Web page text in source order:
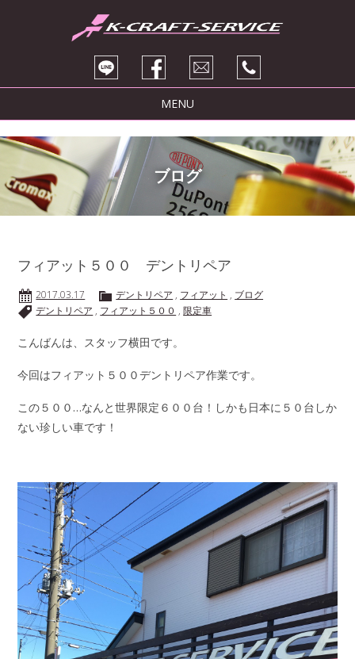
MENU
トピックス
サービス紹介
ブログ
会社紹介
お問い合わせ
ブログ
フィアット５００ デントリペア
2017.03.17 デントリペア , フィアット , ブログ
デントリペア , フィアット５００ ,限定車
こんばんは、スタッフ横田です。
今回はフィアット５００デントリペア作業です。
この５００…なんと世界限定６００台！しかも日本に５０台しか
ない珍しい車です！